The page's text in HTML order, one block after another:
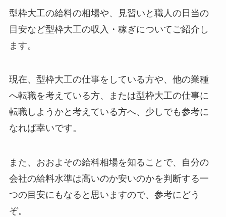
型枠大工の給料の相場や、見習いと職人の日当の
目安など型枠大工の収入・稼ぎについてご紹介し
ます。
現在、型枠大工の仕事をしている方や、他の業種
へ転職を考えている方、または型枠大工の仕事に
転職しようかと考えている方へ、少しでも参考に
なれば幸いです。
また、おおよその給料相場を知ることで、自分の
会社の給料水準は高いのか安いのかを判断する一
つの目安にもなると思いますので、参考にどう
ぞ。